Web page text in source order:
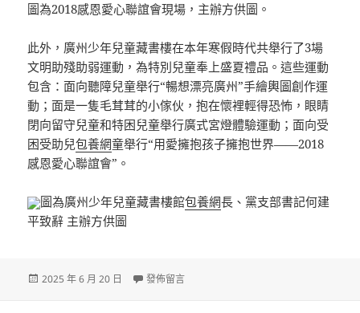
圖為2018感恩愛心聯誼會現場，主辦方供圖。
此外，廣州少年兒童藏書樓在本年寒假時代共舉行了3場
文明助殘助弱運動，為特別兒童奉上盛夏禮品。這些運動
包含：面向聽障兒童舉行“暢想漂亮廣州”手繪輿圖創作運
動；面是一隻毛茸茸的小傢伙，抱在懷裡輕得恐怖，眼睛
閉向留守兒童和特困兒童舉行廣式宮燈體驗運動；面向受
困受助兒包養網童舉行“用愛擁抱孩子擁抱世界——2018
感恩愛心聯誼會”。
圖為廣州少年兒童藏書樓館包養網長、黨支部書記何建
平致辭 主辦方供圖
發
2025 年 6 月 20 日 在〈這一年夜群人用愛往熱情擁抱孩子 甜心寶物
發佈留言